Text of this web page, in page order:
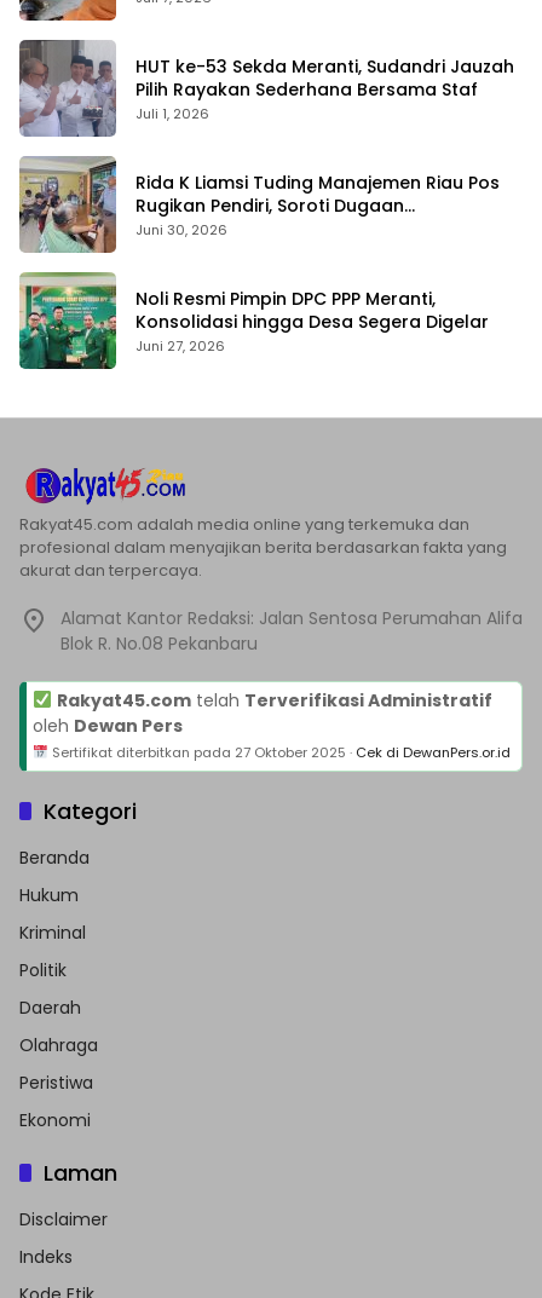
HUT ke-53 Sekda Meranti, Sudandri Jauzah
Pilih Rayakan Sederhana Bersama Staf
Juli 1, 2026
Rida K Liamsi Tuding Manajemen Riau Pos
Rugikan Pendiri, Soroti Dugaan
Pengambilalihan Aset
Juni 30, 2026
Noli Resmi Pimpin DPC PPP Meranti,
Konsolidasi hingga Desa Segera Digelar
Juni 27, 2026
Rakyat45.com adalah media online yang terkemuka dan
profesional dalam menyajikan berita berdasarkan fakta yang
akurat dan terpercaya.
Alamat Kantor Redaksi: Jalan Sentosa Perumahan Alifa
Blok R. No.08 Pekanbaru
Rakyat45.comtelah Terverifikasi Administratif
oleh Dewan Pers
Sertifikat diterbitkan pada 27 Oktober 2025 · Cek di DewanPers.or.id
Kategori
Beranda
Hukum
Kriminal
Politik
Daerah
Olahraga
Peristiwa
Ekonomi
Laman
Disclaimer
Indeks